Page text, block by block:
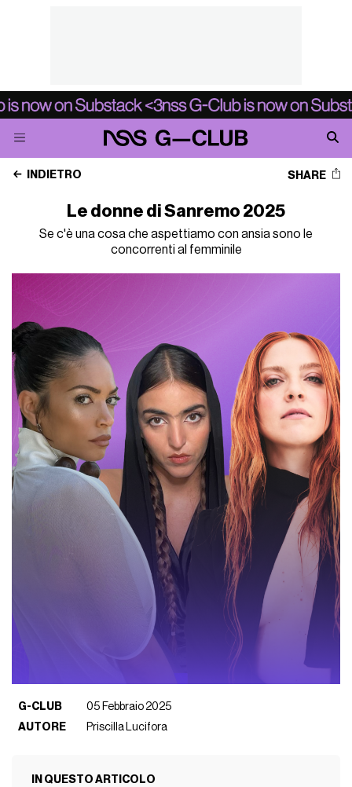
INDIETRO SHARE
Le donne di Sanremo 2025
Se c'è una cosa che aspettiamo con ansia sono le
concorrenti al femminile
G-CLUB
05 Febbraio 2025
AUTORE
Priscilla Lucifora
IN QUESTO ARTICOLO